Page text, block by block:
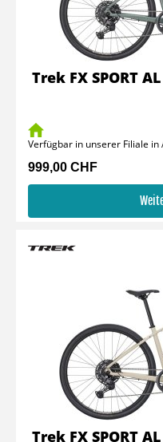
Verfügbar in unserer Filiale in
999,00 CHF
Trek FX SPORT
Trek FX SPORT